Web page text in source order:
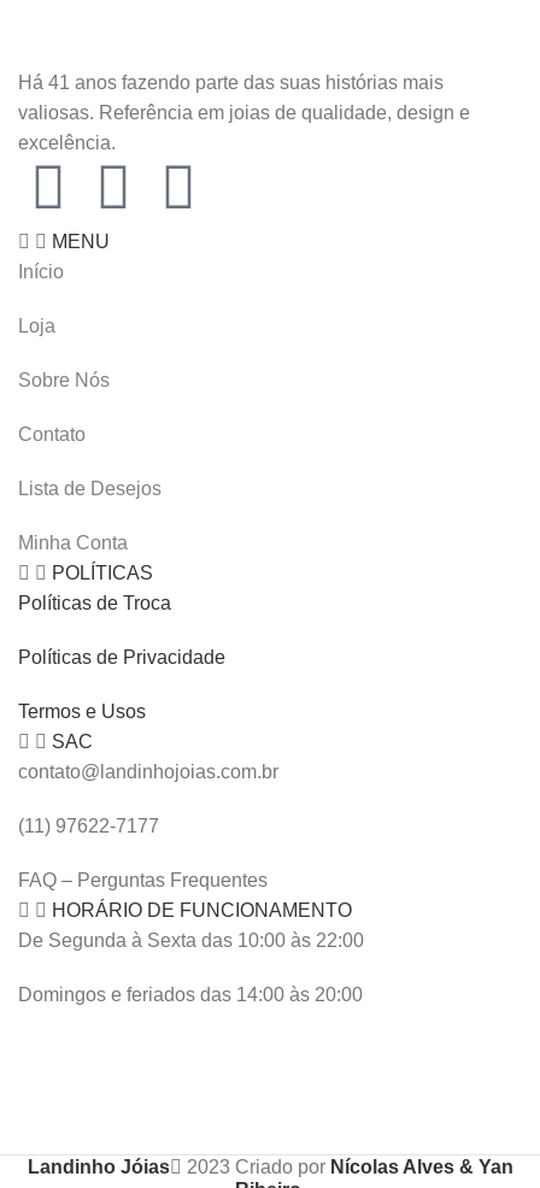
Há 41 anos fazendo parte das suas histórias mais
valiosas. Referência em joias de qualidade, design e
excelência.
MENU
Início
Loja
Sobre Nós
Contato
Lista de Desejos
Minha Conta
POLÍTICAS
Políticas de Troca
Políticas de Privacidade
Termos e Usos
SAC
contato@landinhojoias.com.br
(11) 97622-7177
FAQ – Perguntas Frequentes
HORÁRIO DE FUNCIONAMENTO
De Segunda à Sexta das 10:00 às 22:00
Domingos e feriados das 14:00 às 20:00
Landinho Jóias 2023 Criado por Nícolas Alves & Yan